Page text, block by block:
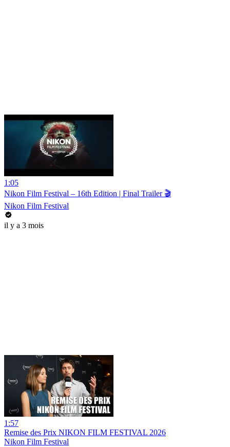
1:05
Nikon Film Festival – 16th Edition | Final Trailer 🎬
Nikon Film Festival
il y a 3 mois
1:57
Remise des Prix NIKON FILM FESTIVAL 2026
Nikon Film Festival